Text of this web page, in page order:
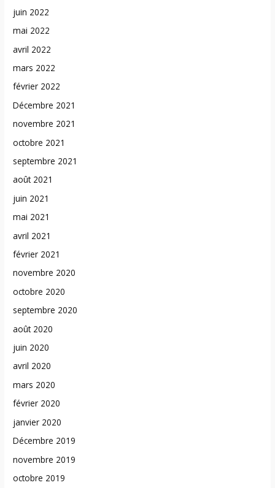
juin 2022
mai 2022
avril 2022
mars 2022
février 2022
Décembre 2021
novembre 2021
octobre 2021
septembre 2021
août 2021
juin 2021
mai 2021
avril 2021
février 2021
novembre 2020
octobre 2020
septembre 2020
août 2020
juin 2020
avril 2020
mars 2020
février 2020
janvier 2020
Décembre 2019
novembre 2019
octobre 2019